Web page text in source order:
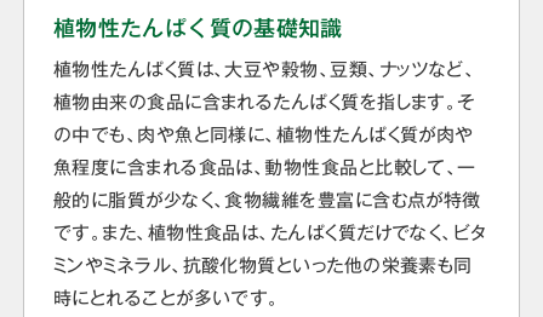
植物性たんぱく質の基礎知識
植物性たんぱく質は、大豆や穀物、豆類、ナッツなど、
植物由来の食品に含まれるたんぱく質を指します。そ
の中でも、肉や魚と同様に、植物性たんぱく質が肉や
魚程度に含まれる食品は、動物性食品と比較して、一
般的に脂質が少なく、食物繊維を豊富に含む点が特徴
です。また、植物性食品は、たんぱく質だけでなく、ビタ
ミンやミネラル、抗酸化物質といった他の栄養素も同
時にとれることが多いです。